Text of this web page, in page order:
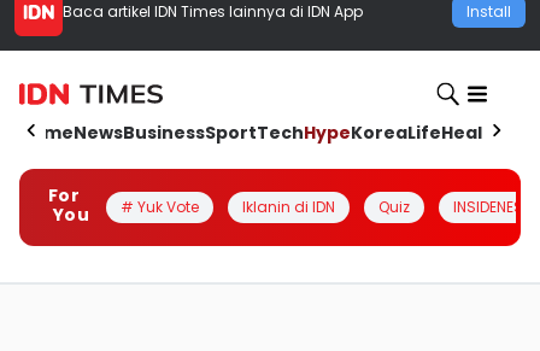
Baca artikel IDN Times lainnya di IDN App Install
HomeNewsBusinessSportTechHypeKoreaLifeHealth
For
You
# Yuk Vote Iklanin di IDN Quiz INSIDENESIA